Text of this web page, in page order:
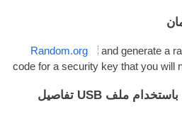
Random.org
and gen­er­ate a
code for a secur­ity key that you will
USB تفاصيل